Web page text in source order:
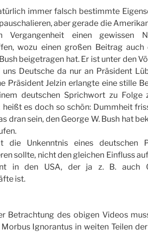
immer falsch bestimmte
aber gerade die
Vergangenheit einen gewissen
wozu einen großen Beitrag
beigetragen hat. Er ist unter den
Deutsche da nur an Präsident
Präsident Jelzin erlangte eine stille
deutschen Sprichwort zu Folge
heißt es doch so schön: Dummheit
dran sein, den George W. Bush hat
die Unkenntnis eines deutschen
sollte, nicht den gleichen Einfluss
in den USA, der ja z. B. auch
ist.
Betrachtung des obigen Videos
Ignorantus in weiten Teilen